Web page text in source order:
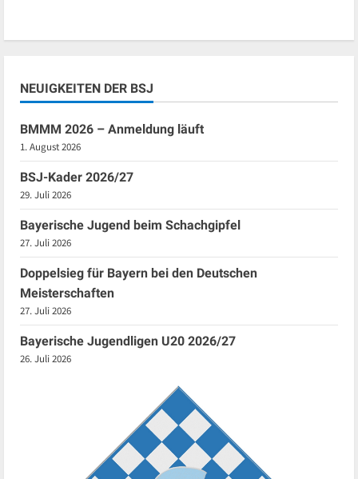
NEUIGKEITEN DER BSJ
BMMM 2026 – Anmeldung läuft
1. August 2026
BSJ-Kader 2026/27
29. Juli 2026
Bayerische Jugend beim Schachgipfel
27. Juli 2026
Doppelsieg für Bayern bei den Deutschen
Meisterschaften
27. Juli 2026
Bayerische Jugendligen U20 2026/27
26. Juli 2026